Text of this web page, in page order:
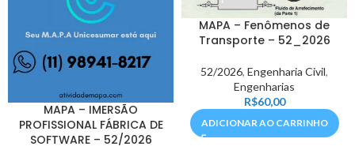
MAPA – IMERSÃO
PROFISSIONAL FÁBRICA DE
SOFTWARE – 52/2026
MAPA – Fenômenos de
Transporte – 52_2026
52/2026, Engenharia Civil,
Engenharias
R$60,00
ADICIONAR AO CARRINHO